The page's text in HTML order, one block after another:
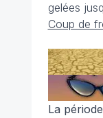
gelées
Coup de
La